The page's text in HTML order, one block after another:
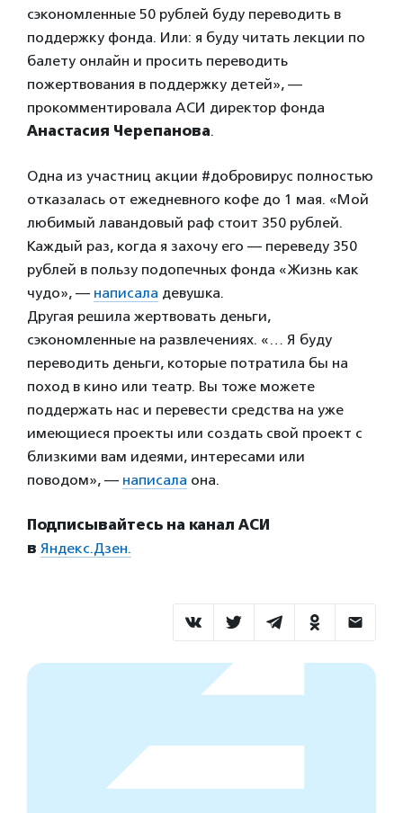
сэкономленные 50 рублей буду переводить в
поддержку фонда. Или: я буду читать лекции по
балету онлайн и просить переводить
пожертвования в поддержку детей», —
прокомментировала АСИ директор фонда
Анастасия Черепанова.
Одна из участниц акции #добровирус полностью
отказалась от ежедневного кофе до 1 мая. «Мой
любимый лавандовый раф стоит 350 рублей.
Каждый раз, когда я захочу его — переведу 350
рублей в пользу подопечных фонда «Жизнь как
чудо», — написала девушка.
Другая решила жертвовать деньги,
сэкономленные на развлечениях. «… Я буду
переводить деньги, которые потратила бы на
поход в кино или театр. Вы тоже можете
поддержать нас и перевести средства на уже
имеющиеся проекты или создать свой проект с
близкими вам идеями, интересами или
поводом», — написала она.
Подписывайтесь на канал АСИ
в Яндекс.Дзен.